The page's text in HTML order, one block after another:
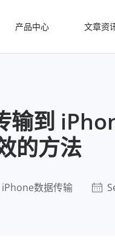
产品中心 文章资
输到
的方法
iPhone数据传输